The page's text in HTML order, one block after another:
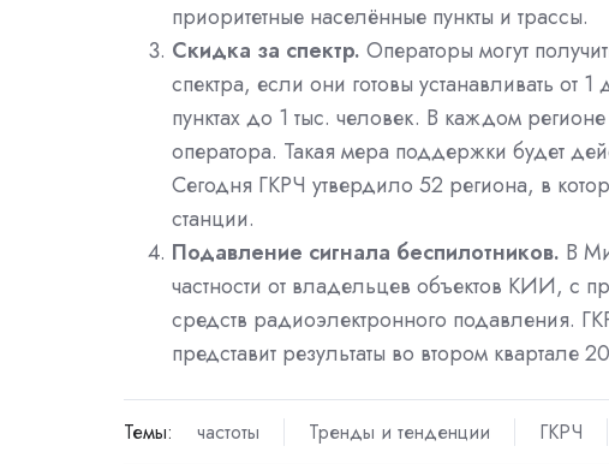
приоритетные населённые пункты и трассы.
Скидка за спектр. Операторы могут
спектра, если они готовы устанавливать от
пунктах до 1 тыс. человек. В каждом
оператора. Такая мера поддержки будет
Сегодня ГКРЧ утвердило 52 региона, в
станции.
Подавление сигнала беспилотников. В
частности от владельцев объектов КИИ, с
средств радиоэлектронного подавления.
представит результаты во втором квартале
Темы: частоты Тренды и тенденции ГКРЧ